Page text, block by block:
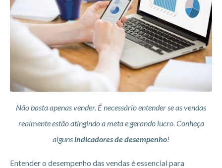
Não basta apenas vender. É necessário entender se as vendas
realmente estão atingindo a meta e gerando lucro. Conheça
algunsindicadores de desempenho!
Entender o desempenho das vendas é essencial para